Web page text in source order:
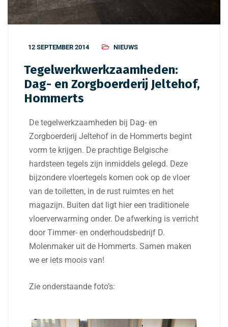
12 SEPTEMBER 2014 NIEUWS
Tegelwerkwerkzaamheden:
Dag- en Zorgboerderij Jeltehof,
Hommerts
De tegelwerkzaamheden bij Dag- en
Zorgboerderij Jeltehof in de Hommerts begint
vorm te krijgen. De prachtige Belgische
hardsteen tegels zijn inmiddels gelegd. Deze
bijzondere vloertegels komen ook op de vloer
van de toiletten, in de rust ruimtes en het
magazijn. Buiten dat ligt hier een traditionele
vloerverwarming onder. De afwerking is verricht
door Timmer- en onderhoudsbedrijf D.
Molenmaker uit de Hommerts. Samen maken
we er iets moois van!
Zie onderstaande foto’s: